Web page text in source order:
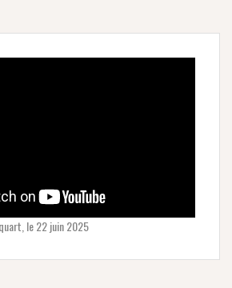
le 22 juin 2025